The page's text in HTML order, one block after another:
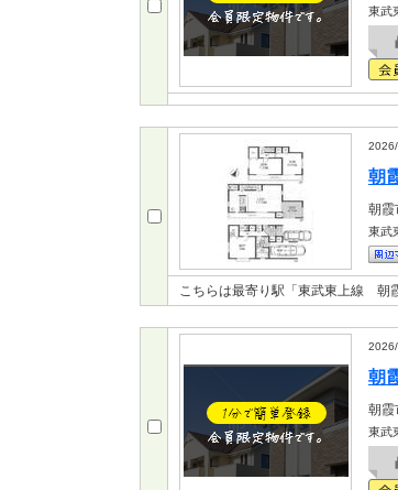
東武
朝
朝霞
東武
こちらは最寄り駅「東武東上線
朝
朝霞
東武